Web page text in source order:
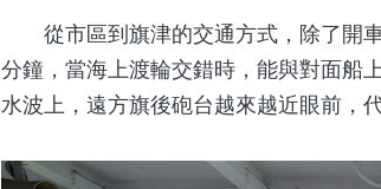
從市區到旗津的交通方式，除了開車
分鐘，當海上渡輪交錯時，能與對面船
水波上，遠方旗後砲台越來越近眼前，